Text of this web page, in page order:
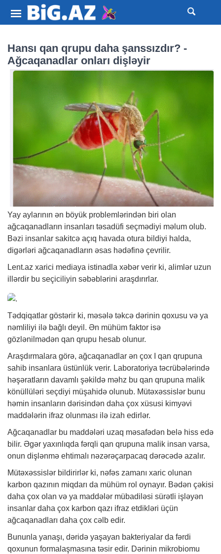
Hansı qan qrupu daha şanssızdır? -
Ağcaqanadlar onları dişləyir
Yay aylarının ən böyük problemlərindən biri olan
ağcaqanadların insanları təsadüfi seçmədiyi məlum olub.
Bəzi insanlar sakitcə açıq havada otura bildiyi halda,
digərləri ağcaqanadların əsas hədəfinə çevrilir.
Lent.az xarici mediaya istinadla xəbər verir ki, alimlər uzun
illərdir bu seçiciliyin səbəblərini araşdırırlar.
Tədqiqatlar göstərir ki, məsələ təkcə dərinin qoxusu və ya
nəmliliyi ilə bağlı deyil. Ən mühüm faktor isə
gözlənilmədən qan qrupu hesab olunur.
Araşdırmalara görə, ağcaqanadlar ən çox I qan qrupuna
sahib insanlara üstünlük verir. Laboratoriya təcrübələrində
həşəratların davamlı şəkildə məhz bu qan qrupuna malik
könüllüləri seçdiyi müşahidə olunub. Mütəxəssislər bunu
həmin insanların dərisindən daha çox xüsusi kimyəvi
maddələrin ifraz olunması ilə izah edirlər.
Ağcaqanadlar bu maddələri uzaq məsafədən belə hiss edə
bilir. Əgər yaxınlıqda fərqli qan qrupuna malik insan varsa,
onun dişlənmə ehtimalı nəzərəçarpacaq dərəcədə azalır.
Mütəxəssislər bildirirlər ki, nəfəs zamanı xaric olunan
karbon qazının miqdarı da mühüm rol oynayır. Bədən çəkisi
daha çox olan və ya maddələr mübadiləsi sürətli işləyən
insanlar daha çox karbon qazı ifraz etdikləri üçün
ağcaqanadları daha çox cəlb edir.
Bununla yanaşı, dəridə yaşayan bakteriyalar da fərdi
qoxunun formalaşmasına təsir edir. Dərinin mikrobiomu